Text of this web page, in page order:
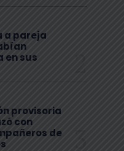
a pareja
en sus
provisoria
con
de